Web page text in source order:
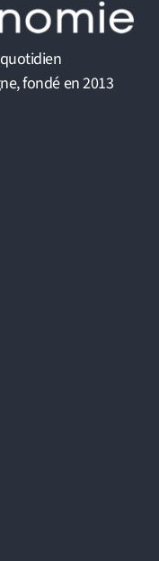
fondé en 2013